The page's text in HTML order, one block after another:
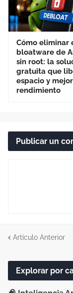
Cómo eliminar
bloatware de
sin root: la
gratuita que
espacio y
rendimiento
Publicar un
Artículo Anterior
Explorar por